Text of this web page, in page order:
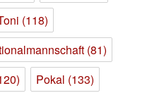
(118)
(81)
Pokal (133)